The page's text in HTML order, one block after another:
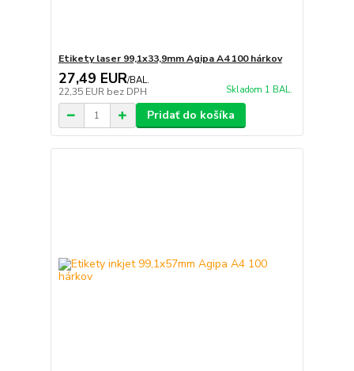
Etikety laser 99,1x33,9mm Agipa A4 100 hárkov
27,49 EUR/BAL.
22,35 EUR bez DPH Skladom 1 BAL.
Pridať do košíka